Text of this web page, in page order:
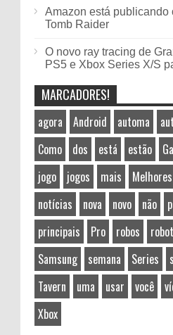
Amazon está publicando
Tomb Raider
O novo ray tracing de
PS5 e Xbox Series X/S
MARCADORES!
agora Android automa
Como
dos está estão
jogo
jogos mais Melhores
notícias
nova novo não
principais
Pro robos
Samsung
semana Series
Tavern
uma usar você
Xbox